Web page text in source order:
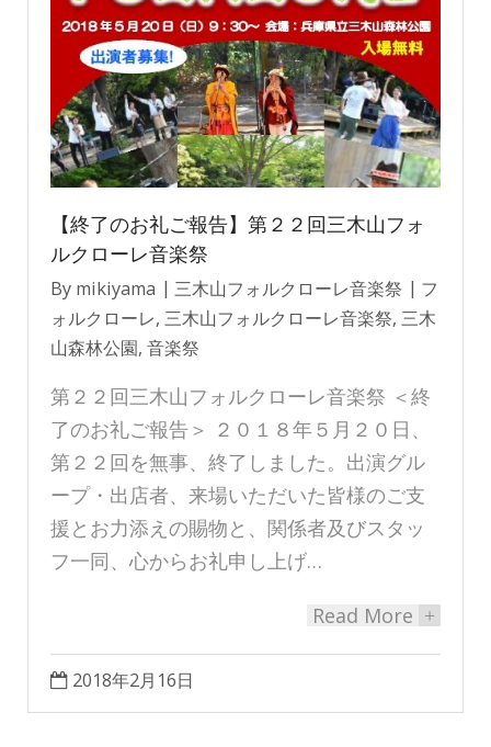
【終了のお礼ご報告】第２２回三木山フォ
ルクローレ音楽祭
By mikiyama 三木山フォルクローレ音楽祭
フ
ォルクローレ, 三木山フォルクローレ音楽祭, 三木
山森林公園, 音楽祭
第２２回三木山フォルクローレ音楽祭 ＜終
了のお礼ご報告＞ ２０１８年５月２０日、
第２２回を無事、終了しました。出演グル
ープ・出店者、来場いただいた皆様のご支
援とお力添えの賜物と、関係者及びスタッ
フ一同、心からお礼申し上げ…
Read More +
2018年2月16日